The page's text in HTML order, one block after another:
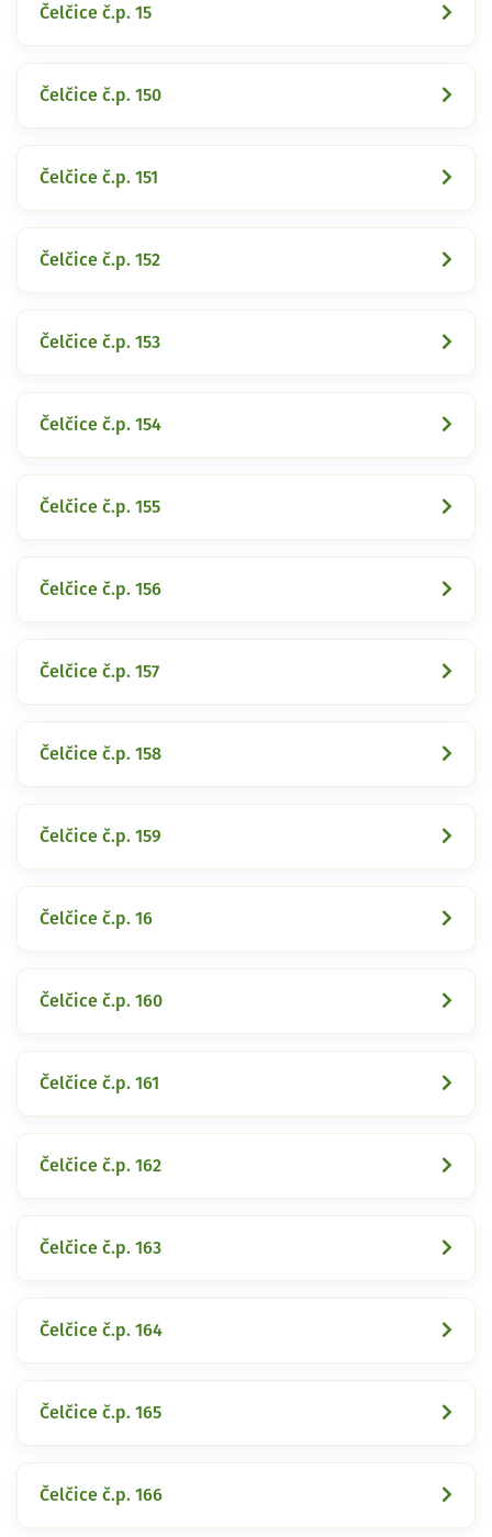
Čelčice č.p. 15
Čelčice č.p. 150
Čelčice č.p. 151
Čelčice č.p. 152
Čelčice č.p. 153
Čelčice č.p. 154
Čelčice č.p. 155
Čelčice č.p. 156
Čelčice č.p. 157
Čelčice č.p. 158
Čelčice č.p. 159
Čelčice č.p. 16
Čelčice č.p. 160
Čelčice č.p. 161
Čelčice č.p. 162
Čelčice č.p. 163
Čelčice č.p. 164
Čelčice č.p. 165
Čelčice č.p. 166